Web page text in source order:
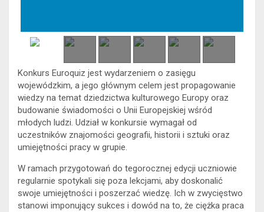
Konkurs Euroquiz jest wydarzeniem o zasięgu
wojewódzkim, a jego głównym celem jest propagowanie
wiedzy na temat dziedzictwa kulturowego Europy oraz
budowanie świadomości o Unii Europejskiej wśród
młodych ludzi. Udział w konkursie wymagał od
uczestników znajomości geografii, historii i sztuki oraz
umiejętności pracy w grupie.
W ramach przygotowań do tegorocznej edycji uczniowie
regularnie spotykali się poza lekcjami, aby doskonalić
swoje umiejętności i poszerzać wiedzę. Ich w zwycięstwo
stanowi imponujący sukces i dowód na to, że ciężka praca